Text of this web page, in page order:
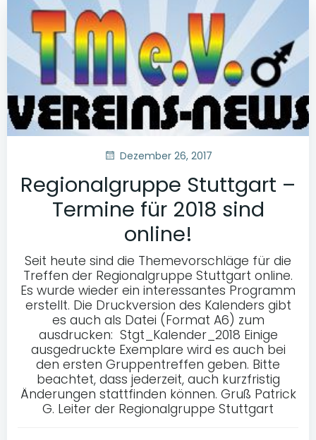
Dezember 26, 2017
Regionalgruppe Stuttgart –
Termine für 2018 sind
online!
Seit heute sind die Themevorschläge für die
Treffen der Regionalgruppe Stuttgart online.
Es wurde wieder ein interessantes Programm
erstellt. Die Druckversion des Kalenders gibt
es auch als Datei (Format A6) zum
ausdrucken: Stgt_Kalender_2018 Einige
ausgedruckte Exemplare wird es auch bei
den ersten Gruppentreffen geben. Bitte
beachtet, dass jederzeit, auch kurzfristig
Änderungen stattfinden können. Gruß Patrick
G. Leiter der Regionalgruppe Stuttgart